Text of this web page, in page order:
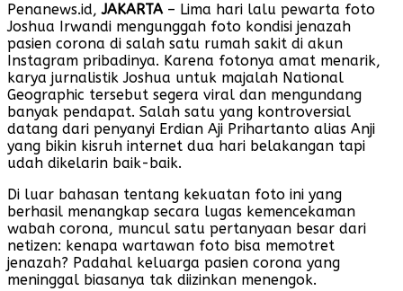
Penanews.id,JAKARTA– Lima hari lalu pewarta foto
Joshua Irwandi mengunggah foto kondisi jenazah
pasien corona di salah satu rumah sakit di akun
Instagram pribadinya. Karena fotonya amat menarik,
karya jurnalistik Joshua untuk majalah National
Geographic tersebut segera viral dan mengundang
banyak pendapat. Salah satu yang kontroversial
datang dari penyanyi Erdian Aji Prihartanto alias Anji
yang bikin kisruh internet dua hari belakangan tapi
udah dikelarin baik-baik.
Di luar bahasan tentang kekuatan foto ini yang
berhasil menangkap secara lugas kemencekaman
wabah corona, muncul satu pertanyaan besar dari
netizen: kenapa wartawan foto bisa memotret
jenazah? Padahal keluarga pasien corona yang
meninggal biasanya tak diizinkan menengok.